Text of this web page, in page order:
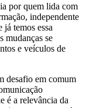
por quem lida com
independente
temos essa
mudanças se
e veículos de
desafio em comum
é a relevância da